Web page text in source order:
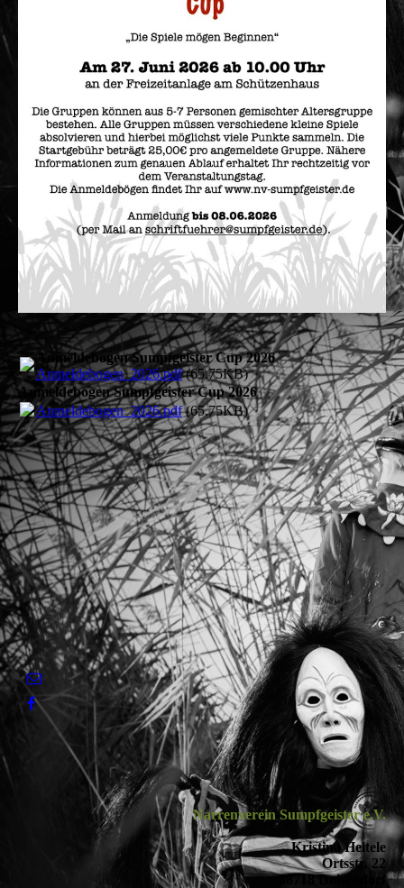
Anmeldebogen Sumpfgeister Cup 2026
Anmeldebogen_2026.pdf(65.75KB)
Anmeldebogen Sumpfgeister Cup 2026
Anmeldebogen_2026.pdf(65.75KB)
Narrenverein Sumpfgeister e.V.
Kristina Heitele
Ortsstr. 22
88718 Daisendorf